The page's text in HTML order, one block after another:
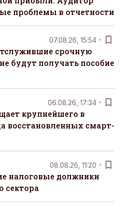
проблемы в отчетности
07.08.26, 15:54
срочную
будут получать пособие
06.08.26, 17:34
крупнейшего в
восстановленных смарт-
08.08.26, 11:20
налоговые должники
сектора